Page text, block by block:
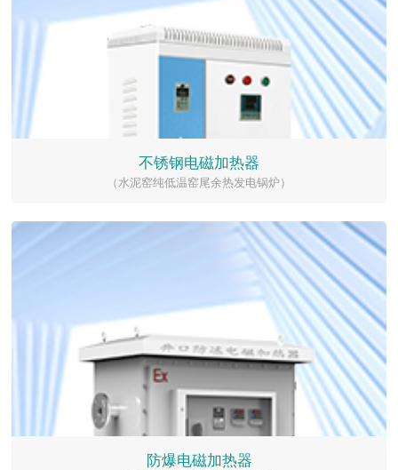
不锈钢电磁加热器
（水泥窑纯低温窑尾余热发电锅炉）
防爆电磁加热器